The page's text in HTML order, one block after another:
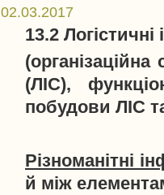
02.03.2017
13.2
(ЛІС),
побудови ЛІС
Різноманітні
й між